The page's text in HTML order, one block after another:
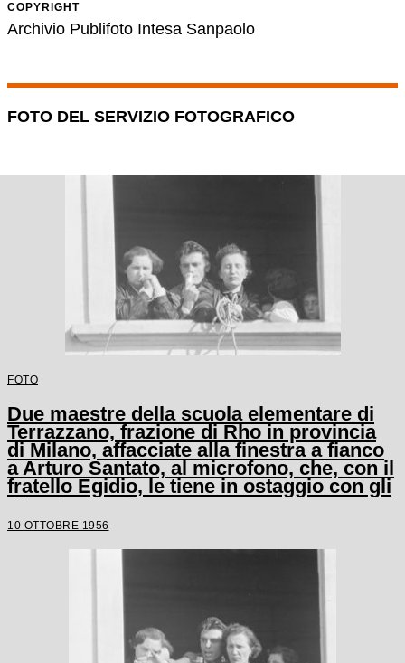
COPYRIGHT
Archivio Publifoto Intesa Sanpaolo
FOTO DEL SERVIZIO FOTOGRAFICO
FOTO
Due maestre della scuola elementare di
Terrazzano, frazione di Rho in provincia
di Milano, affacciate alla finestra a fianco
a Arturo Santato, al microfono, che, con il
fratello Egidio, le tiene in ostaggio con gli
alunni e un'altra maestra
10 OTTOBRE 1956